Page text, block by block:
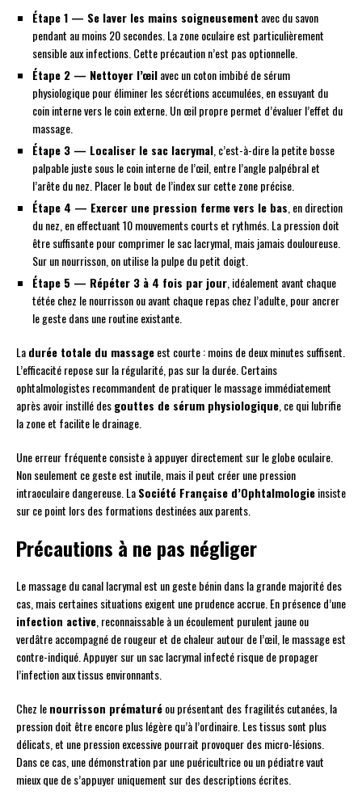
Étape 1 — Se laver les mains soigneusement avec du savon
pendant au moins 20 secondes. La zone oculaire est particulièrement
sensible aux infections. Cette précaution n’est pas optionnelle.
Étape 2 — Nettoyer l’œilavec un coton imbibé de sérum
physiologique pour éliminer les sécrétions accumulées, en essuyant du
coin interne vers le coin externe. Un œil propre permet d’évaluer l’effet du
massage.
Étape 3 — Localiser le sac lacrymal, c’est-à-dire la petite bosse
palpable juste sous le coin interne de l’œil, entre l’angle palpébral et
l’arête du nez. Placer le bout de l’index sur cette zone précise.
Étape 4 — Exercer une pression ferme vers le bas, en direction
du nez, en effectuant 10 mouvements courts et rythmés. La pression doit
être suffisante pour comprimer le sac lacrymal, mais jamais douloureuse.
Sur un nourrisson, on utilise la pulpe du petit doigt.
Étape 5 — Répéter 3 à 4 fois par jour, idéalement avant chaque
tétée chez le nourrisson ou avant chaque repas chez l’adulte, pour ancrer
le geste dans une routine existante.
Ladurée totale du massageest courte : moins de deux minutes suffisent.
L’efficacité repose sur la régularité, pas sur la durée. Certains
ophtalmologistes recommandent de pratiquer le massage immédiatement
après avoir instillé desgouttes de sérum physiologique, ce qui lubrifie
la zone et facilite le drainage.
Une erreur fréquente consiste à appuyer directement sur le globe oculaire.
Non seulement ce geste est inutile, mais il peut créer une pression
intraoculaire dangereuse. LaSociété Française d’Ophtalmologieinsiste
sur ce point lors des formations destinées aux parents.
Précautions à ne pas négliger
Le massage du canal lacrymal est un geste bénin dans la grande majorité des
cas, mais certaines situations exigent une prudence accrue. En présence d’une
infection active, reconnaissable à un écoulement purulent jaune ou
verdâtre accompagné de rougeur et de chaleur autour de l’œil, le massage est
contre-indiqué. Appuyer sur un sac lacrymal infecté risque de propager
l’infection aux tissus environnants.
Chez lenourrisson prématuréou présentant des fragilités cutanées, la
pression doit être encore plus légère qu’à l’ordinaire. Les tissus sont plus
délicats, et une pression excessive pourrait provoquer des micro-lésions.
Dans ce cas, une démonstration par une puéricultrice ou un pédiatre vaut
mieux que de s’appuyer uniquement sur des descriptions écrites.